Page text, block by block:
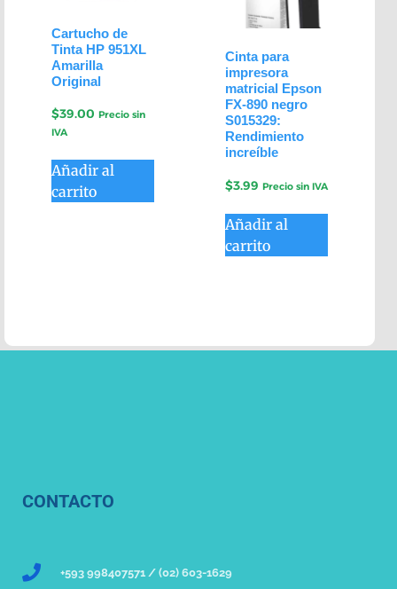
Cartucho de
Tinta HP 951XL
Amarilla
Original
$39.00 Precio sin
IVA
Añadir al
carrito
Cinta para
impresora
matricial Epson
FX-890 negro
S015329:
Rendimiento
increíble
$3.99 Precio sin IVA
Añadir al
carrito
CONTACTO
+593 998407571 / (02) 603-1629